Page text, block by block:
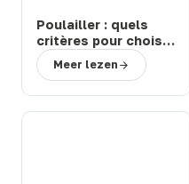
Poulailler : quels
critères pour choisir
un modèle durable
et facile à entretenir
Meer lezen